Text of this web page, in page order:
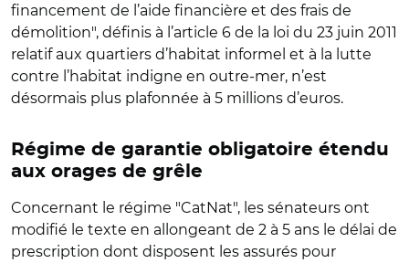
financement de l’aide financière et des frais de
démolition", définis à l’article 6 de la loi du 23 juin 2011
relatif aux quartiers d’habitat informel et à la lutte
contre l’habitat indigne en outre-mer, n’est
désormais plus plafonnée à 5 millions d’euros.
Régime de garantie obligatoire étendu
aux orages de grêle
Concernant le régime "CatNat", les sénateurs ont
modifié le texte en allongeant de 2 à 5 ans le délai de
prescription dont disposent les assurés pour